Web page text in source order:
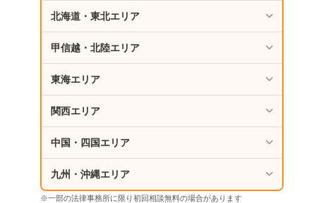
北海道・東北エリア
甲信越・北陸エリア
東海エリア
関西エリア
中国・四国エリア
九州・沖縄エリア
※一部の法律事務所に限り初回相談無料の場合があります